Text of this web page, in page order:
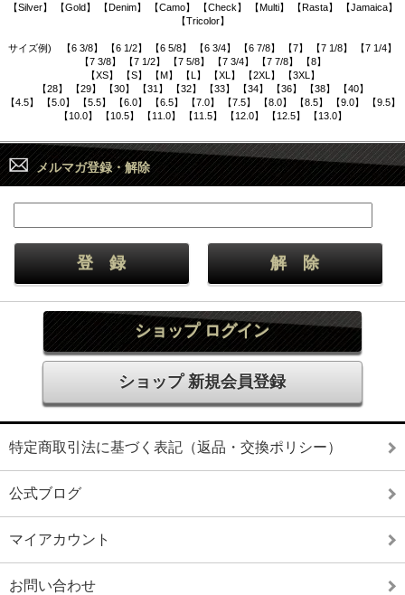
【Silver】 【Gold】 【Denim】 【Camo】 【Check】 【Multi】 【Rasta】 【Jamaica】
【Tricolor】
サイズ例) 【6 3/8】 【6 1/2】 【6 5/8】 【6 3/4】 【6 7/8】 【7】 【7 1/8】 【7 1/4】
【7 3/8】 【7 1/2】 【7 5/8】 【7 3/4】 【7 7/8】 【8】
【XS】 【S】 【M】 【L】 【XL】 【2XL】 【3XL】
【28】 【29】 【30】 【31】 【32】 【33】 【34】 【36】 【38】 【40】
【4.5】 【5.0】 【5.5】 【6.0】 【6.5】 【7.0】 【7.5】 【8.0】 【8.5】 【9.0】 【9.5】
【10.0】 【10.5】 【11.0】 【11.5】 【12.0】 【12.5】 【13.0】
メルマガ登録・解除
ショップ ログイン
ショップ 新規会員登録
特定商取引法に基づく表記（返品・交換ポリシー）
公式ブログ
マイアカウント
お問い合わせ